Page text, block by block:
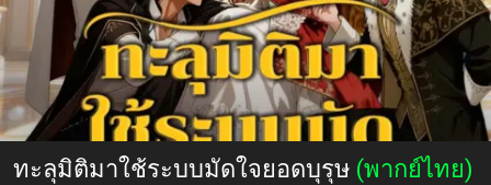
ทะลุมิติมาใช้ระบบมัดใจยอดบุรุษ (พากย์ไทย)